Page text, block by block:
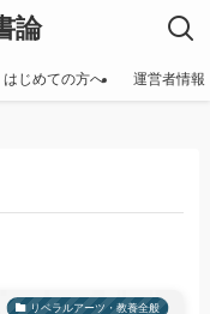
論
はじめての方へ 運営者情報
リベラルアーツ・教養全般